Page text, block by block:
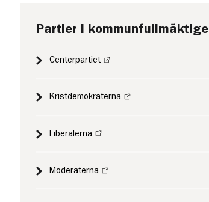
Partier i kommunfullmäktige
Centerpartiet
Kristdemokraterna
Liberalerna
Moderaterna